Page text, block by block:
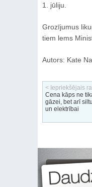
1. jūliju.
Grozījumus
tiem lems
Autors: Kate
< Iepriekšējais
Cena kāps ne
gāzei, bet arī
un elektrībai